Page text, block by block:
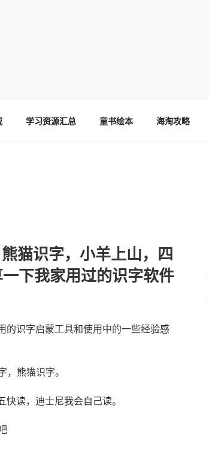
学习资源汇总 童书绘本 海淘攻略
猫识字，小羊上山，四
下我家用过的识字软件
的识字启蒙工具和使用中的一些经验感
熊猫识字。
读，迪士尼我会自己读。